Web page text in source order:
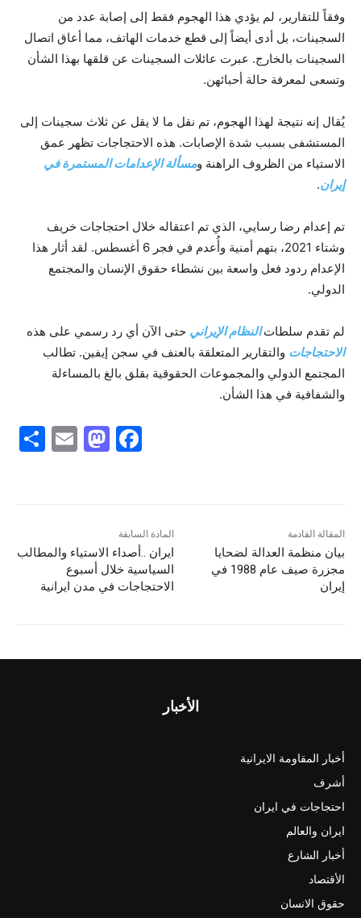
وفقاً للتقارير، لم يؤدي هذا الهجوم فقط إلى إصابة عدد من
السجينات، بل أدى أيضاً إلى قطع خدمات الهاتف، مما أعاق اتصال
السجينات بالخارج. عبرت عائلات السجينات عن قلقها بهذا الشأن
وتسعى لمعرفة حالة أحبائهن.
يُقال إنه نتيجة لهذا الهجوم، تم نقل ما لا يقل عن ثلاث سجينات إلى
المستشفى بسبب شدة الإصابات. هذه الاحتجاجات تظهر عمق
الاستياء من الظروف الراهنة ومسألة الإعدامات المستمرة في
إيران.
تم إعدام رضا رسايي، الذي تم اعتقاله خلال احتجاجات خريف
وشتاء 2021، بتهم أمنية وأُعدم في فجر 6 أغسطس. لقد أثار هذا
الإعدام ردود فعل واسعة بين نشطاء حقوق الإنسان والمجتمع
الدولي.
لم تقدم سلطاتالنظام الإيراني حتى الآن أي رد رسمي على هذه
الاحتجاجات والتقارير المتعلقة بالعنف في سجن إيفين. تطالب
المجتمع الدولي والمجموعات الحقوقية بقلق بالغ بالمساءلة
والشفافية في هذا الشأن.
F
b
o
o
M
d
o
n
E
المادة السابقة
ایران ..أصداء الاستياء والمطالب
السياسية خلال أسبوع
الاحتجاجات في مدن ایرانیة
المقالة القادمة
بيان منظمة العدالة لضحايا
مجزرة صیف عام 1988 في
إيران
الأخبار
أخبار المقاومة الايرانية
أشرف
احتجاجات في ايران
ايران والعالم
أخبار الشارع
الأقتصاد
حقوق الانسان